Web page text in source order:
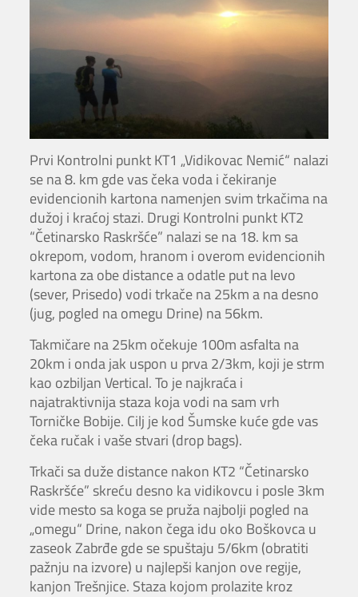
Prvi Kontrolni punkt KT1 „Vidikovac Nemić“ nalazi
se na 8. km gde vas čeka voda i čekiranje
evidencionih kartona namenjen svim trkačima na
dužoj i kraćoj stazi. Drugi Kontrolni punkt KT2
“Četinarsko Raskršće” nalazi se na 18. km sa
okrepom, vodom, hranom i overom evidencionih
kartona za obe distance a odatle put na levo
(sever, Prisedo) vodi trkače na 25km a na desno
(jug, pogled na omegu Drine) na 56km.
Takmičare na 25km očekuje 100m asfalta na
20km i onda jak uspon u prva 2/3km, koji je strm
kao ozbiljan Vertical. To je najkraća i
najatraktivnija staza koja vodi na sam vrh
Torničke Bobije. Cilj je kod Šumske kuće gde vas
čeka ručak i vaše stvari (drop bags).
Trkači sa duže distance nakon KT2 “Četinarsko
Raskršće” skreću desno ka vidikovcu i posle 3km
vide mesto sa koga se pruža najbolji pogled na
„omegu“ Drine, nakon čega idu oko Boškovca u
zaseok Zabrđe gde se spuštaju 5/6km (obratiti
pažnju na izvore) u najlepši kanjon ove regije,
kanjon Trešnjice. Staza kojom prolazite kroz